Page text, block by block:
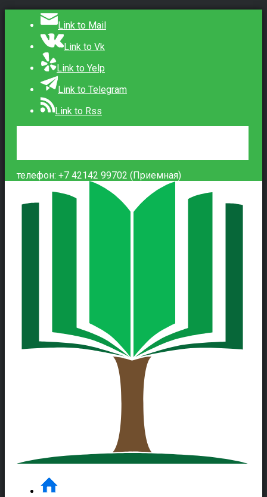
Link to Mail
Link to Vk
Link to Yelp
Link to Telegram
Link to Rss
телефон: +7 42142 99702 (Приемная)